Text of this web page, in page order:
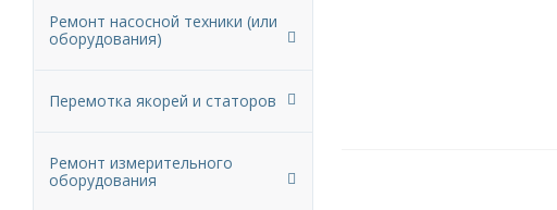
Ремонт насосной техники (или
оборудования)
Перемотка якорей и статоров
Ремонт измерительного
оборудования